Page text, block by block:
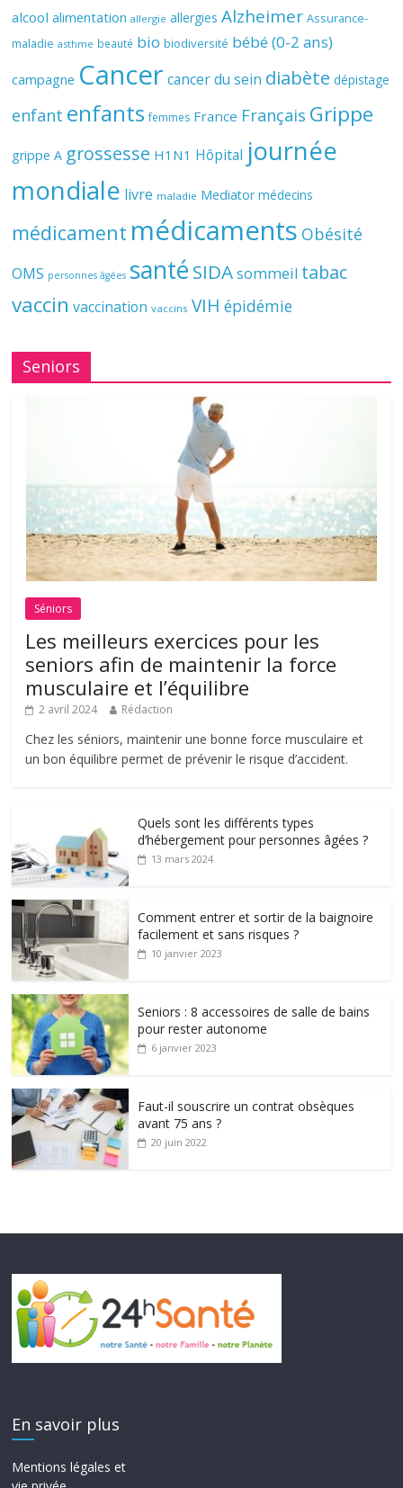
alcool alimentation allergie allergies Alzheimer Assurance-
maladie asthme beauté bio biodiversité bébé (0-2 ans)
campagne Cancer cancer du sein diabète dépistage
enfant enfants femmes France Français Grippe
grippe A grossesse H1N1 Hôpital journée
mondiale livre maladie Mediator médecins
médicament médicaments Obésité
OMS personnes âgées santé SIDAsommeil tabac
vaccin vaccination vaccins VIH épidémie
Seniors
Séniors
Les meilleurs exercices pour les
seniors afin de maintenir la force
musculaire et l’équilibre
2 avril 2024 Rédaction
Chez les séniors, maintenir une bonne force musculaire et
un bon équilibre permet de prévenir le risque d’accident.
Quels sont les différents types
d’hébergement pour personnes âgées ?
13 mars 2024
Comment entrer et sortir de la baignoire
facilement et sans risques ?
10 janvier 2023
Seniors : 8 accessoires de salle de bains
pour rester autonome
6 janvier 2023
Faut-il souscrire un contrat obsèques
avant 75 ans ?
20 juin 2022
En savoir plus
Mentions légales et